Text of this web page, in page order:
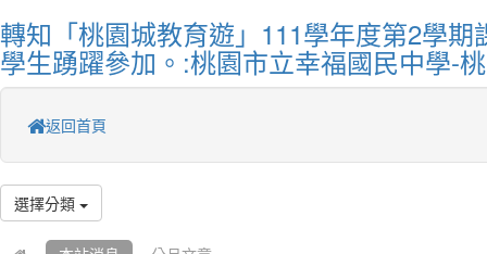
轉知「桃園城教育遊」111學年度第2學期
學生踴躍參加。:桃園市立幸福國民中學-
返回首頁
選擇分類